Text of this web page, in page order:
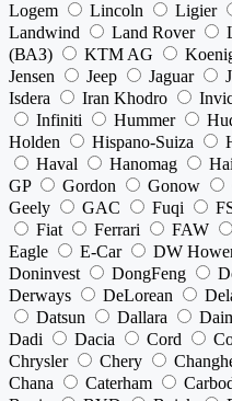
Logem
Lincoln Ligier
Landwind
Land Rover
(ВАЗ)
KTM AG
Jensen
Jeep Jaguar
Isdera
Iran Khodro
Infiniti
Hummer
Holden
Hispano-Suiza
Haval
Hanomag
GP
Gordon Gonow
Geely
GAC Fuqi
Fiat
Ferrari FAW
Eagle
E-Car DW
Doninvest
DongFeng
Derways
DeLorean
Datsun
Dallara
Dadi
Dacia Cord
Chrysler
Chery
Chana
Caterham